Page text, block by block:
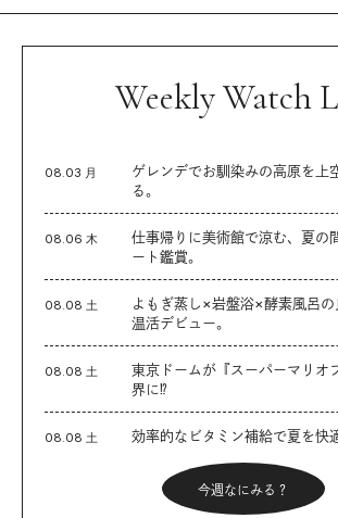
Weekly Watch
08.03 月
ゲレンデでお馴染みの高原を上
る。
08.06 木
仕事帰りに美術館で涼む、夏の
ート鑑賞。
08.08 土
よもぎ蒸し×岩盤浴×酵素風呂
温活デビュー。
08.08 土
東京ドームが『スーパーマリオ
界に⁉︎
08.08 土 効率的なビタミン補給で夏を快
今週なにみる？